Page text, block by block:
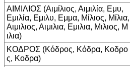
ΑΙΜΙΛΙΟΣ (Αιμίλιος, Αιμιλία, Εμυ,
Εμιλία, Εμιλυ, Εμμα, Μίλιος, Μίλια,
Αιμιλιος, Αιμιλια, Εμιλια, Μιλιος, Μ
ιλια)
ΚΟΔΡΟΣ (Κόδρος, Κόδρα, Κοδρο
ς, Κοδρα)